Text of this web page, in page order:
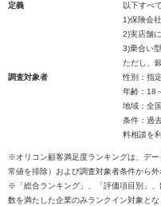
定義
以下すべ
1)保険会
2)実店舗
3)乗合い
ただし、
調査対象者
性別：指
年齢：18
地域：全国
条件：過
料相談を
※オリコン顧客満足度ランキングは、デ
常値を排除）および調査対象者条件から
※「総合ランキング」、「評価項目別」
数を満たした企業のみランクイン対象と